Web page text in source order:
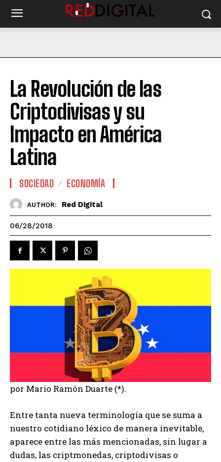
La Revolución de las
Criptodivisas y su
Impacto en América
Latina
SOCIEDAD ECONOMÍA
AUTHOR: Red Digital
06/28/2018
por Mario Ramón Duarte (*).
Entre tanta nueva terminología que se suma a
nuestro cotidiano léxico de manera inevitable,
aparece entre las más mencionadas, sin lugar a
dudas, las criptmonedas, criptodivisas o